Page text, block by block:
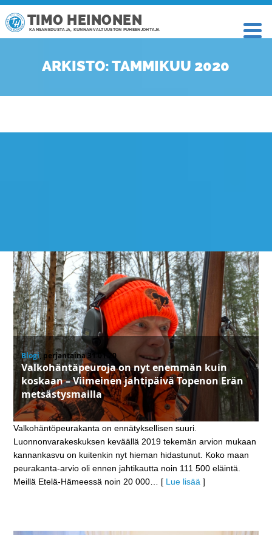
TIMO HEINONEN
KANSANEDUSTAJA, KUNNANVALTUUSTON PUHEENJOHTAJA
ARKISTO: TAMMIKUU 2020
Blogi, perjantaina 31.01.20
Valkohäntäpeuroja on nyt enemmän kuin
koskaan – Viimeinen jahtipäivä Topenon Erän
metsästysmailla
Valkohäntöpeurakanta on ennätyksellisen suuri.
Luonnonvarakeskuksen keväällä 2019 tekemän arvion mukaan
kannankasvu on kuitenkin nyt hieman hidastunut. Koko maan
peurakanta-arvio oli ennen jahtikautta noin 111 500 eläintä.
Meillä Etelä-Hämeessä noin 20 000 … [ Lue lisää ]